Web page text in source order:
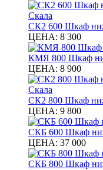
СК2 600 Шкаф
ЦЕНА: 8 300
КМЯ 800 Шкаф
ЦЕНА: 8 900
СК2 800 Шкаф
ЦЕНА: 9 800
СКБ 600 Шкаф
ЦЕНА: 37 000
СКБ 800 Шкаф